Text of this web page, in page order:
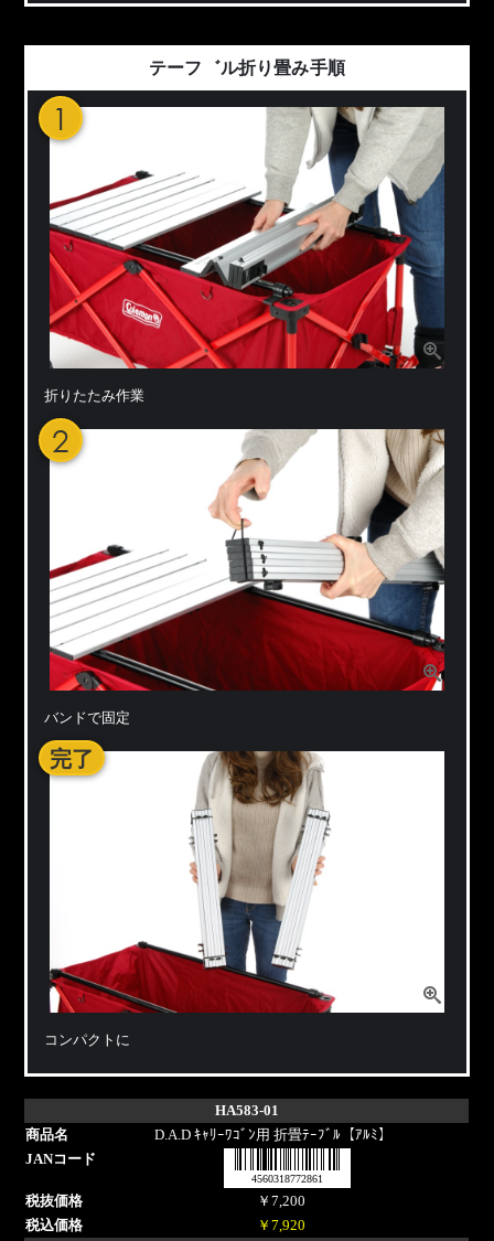
テーフ゛ル折り畳み手順
1
折りたたみ作業
2
バンドで固定
完了
コンパクトに
HA583-01
D.A.D ｷｬﾘｰﾜｺﾞﾝ用 折畳ﾃｰﾌﾞﾙ【ｱﾙﾐ】
4560318772861
￥7,200
￥7,920